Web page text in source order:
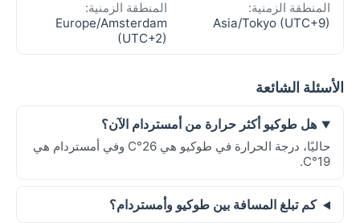
المنطقة الزمنية:
Asia/Tokyo (UTC+9)
المنطقة الزمنية:
Europe/Amsterdam
(UTC+2)
الأسئلة الشائعة
هل طوكيو أكثر حرارة من أمستردام الآن؟
حاليًا، درجة الحرارة في طوكيو هي 26°C وفي أمستردام هي
19°C.
كم تبلغ المسافة بين طوكيو وأمستردام؟